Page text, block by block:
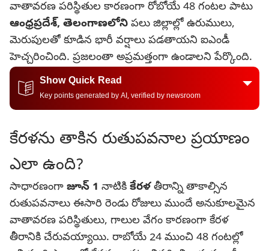
వాతావరణ పరిస్థితుల కారణంగా రోబోయే 48 గంటల పాటు
ఆంధ్రప్రదేశ్, తెలంగాణలోని పలు జిల్లాల్లో ఉరుములు,
మెరుపులతో కూడిన భారీ వర్షాలు పడతాయని ఐఎండీ
హెచ్చరించింది. ప్రజలంతా అప్రమత్తంగా ఉండాలని పేర్కొంది.
Show Quick Read
Key points generated by AI, verified by newsroom
కేరళను తాకిన రుతుపవనాల ప్రయాణం
ఎలా ఉంది?
సాధారణంగా జూన్ 1 నాటికి కేరళతీరాన్ని తాకాల్సిన
రుతుపవనాలు ఈసారి రెండు రోజులు ముందే అనుకూలమైన
వాతావరణ పరిస్థితులు, గాలుల వేగం కారణంగా కేరళ
తీరానికి చేరువయ్యాయి. రాబోయే 24 ముంచి 48 గంటల్లో